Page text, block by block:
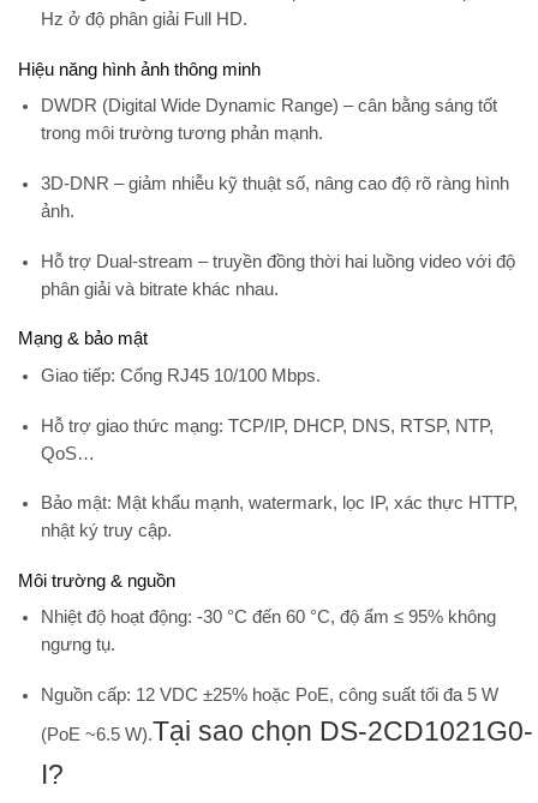
Hz ở độ phân giải Full HD.
Hiệu năng hình ảnh thông minh
DWDR (Digital Wide Dynamic Range) – cân bằng sáng tốt
trong môi trường tương phản mạnh.
3D-DNR – giảm nhiễu kỹ thuật số, nâng cao độ rõ ràng hình
ảnh.
Hỗ trợ Dual-stream – truyền đồng thời hai luồng video với độ
phân giải và bitrate khác nhau.
Mạng & bảo mật
Giao tiếp: Cổng RJ45 10/100 Mbps.
Hỗ trợ giao thức mạng: TCP/IP, DHCP, DNS, RTSP, NTP,
QoS…
Bảo mật: Mật khẩu mạnh, watermark, lọc IP, xác thực HTTP,
nhật ký truy cập.
Môi trường & nguồn
Nhiệt độ hoạt động: -30 °C đến 60 °C, độ ẩm ≤ 95% không
ngưng tụ.
Nguồn cấp: 12 VDC ±25%hoặc PoE, công suất tối đa 5 W
(PoE ~6.5 W).Tại sao chọn DS-2CD1021G0-
I?